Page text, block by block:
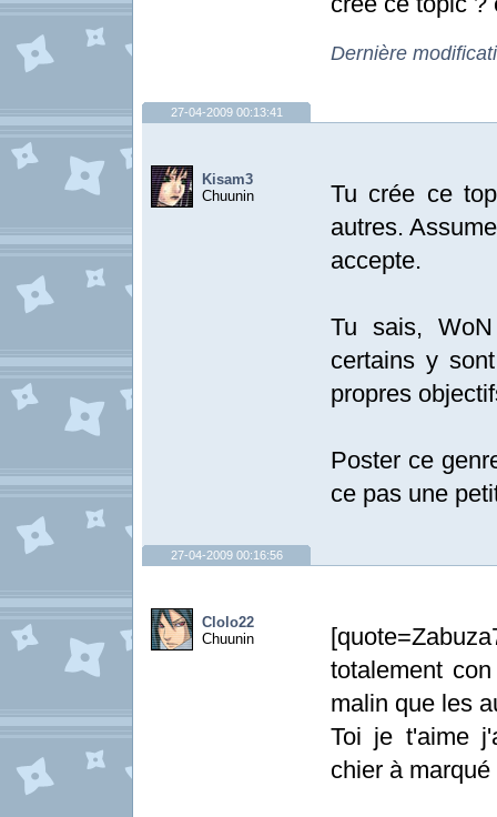
Dernière
27-04-2009 00:13:41
Kisam3
Chuunin
Tu crée ce
autres.
accepte.
Tu sais,
certains y
propres
Poster ce
ce pas une
27-04-2009 00:16:56
Clolo22
Chuunin
totalement
malin que les
Toi je t'aime
chier à marqué